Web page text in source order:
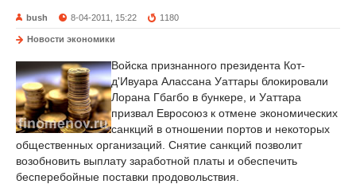
bush 8-04-2011, 15:22 1180
Новости экономики
Войска признанного президента Кот-
д'Ивуара Алассана Уаттары блокировали
Лорана Гбагбо в бункере, и Уаттара
призвал Евросоюз к отмене экономических
санкций в отношении портов и некоторых
общественных организаций. Снятие санкций позволит
возобновить выплату заработной платы и обеспечить
бесперебойные поставки продовольствия.